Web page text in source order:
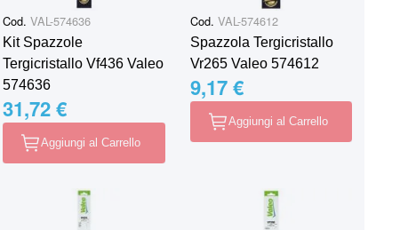
Cod. VAL-574636
Kit Spazzole
Tergicristallo Vf436 Valeo
574636
31,72 €
Aggiungi al Carrello
Cod. VAL-574612
Spazzola Tergicristallo
Vr265 Valeo 574612
9,17 €
Aggiungi al Carrello